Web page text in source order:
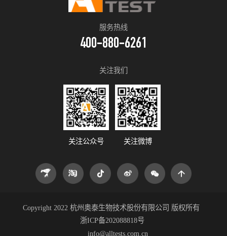
服务热线
400-880-6261
关注我们
关注公众号 关注微博
Copyright 2022 杭州奥泰生物技术股份有限公司 版权所有
浙ICP备202088818号
info@alltests.com.cn